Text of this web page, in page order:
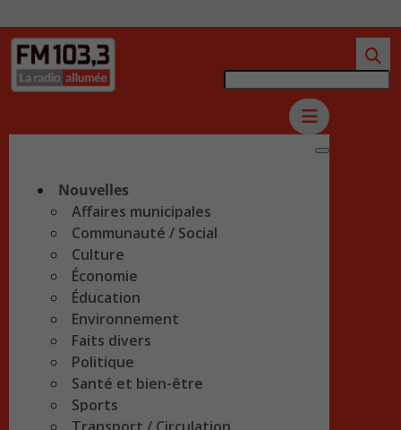
Nouvelles
Affaires municipales
Communauté / Social
Culture
Économie
Éducation
Environnement
Faits divers
Politique
Santé et bien-être
Sports